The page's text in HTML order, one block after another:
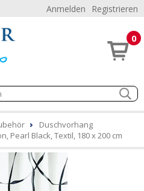
Anmelden Registrieren
0
Duschvorhang
Pearl Black, Textil, 180 x 200 cm